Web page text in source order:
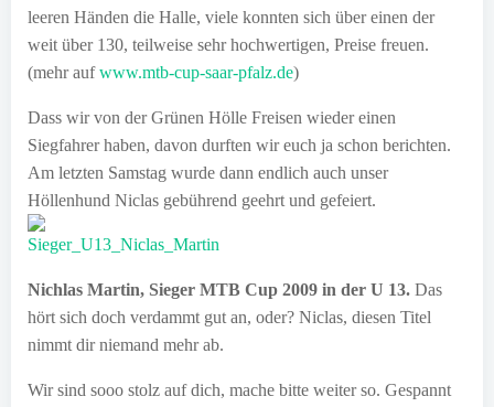
leeren Händen die Halle, viele konnten sich über einen der
weit über 130, teilweise sehr hochwertigen, Preise freuen.
(mehr aufwww.mtb-cup-saar-pfalz.de)
Dass wir von der Grünen Hölle Freisen wieder einen
Siegfahrer haben, davon durften wir euch ja schon berichten.
Am letzten Samstag wurde dann endlich auch unser
Höllenhund Niclas gebührend geehrt und gefeiert.
Nichlas Martin, Sieger MTB Cup 2009 in der U 13. Das
hört sich doch verdammt gut an, oder? Niclas, diesen Titel
nimmt dir niemand mehr ab.
Wir sind sooo stolz auf dich, mache bitte weiter so. Gespannt